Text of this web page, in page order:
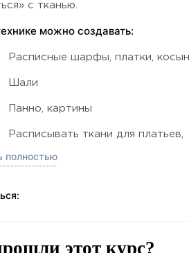
с тканью.
можно создавать:
Расписные шарфы, платки,
Шали
Панно, картины
Расписывать ткани для платьев,
костюмов.
что друзья и близкие ахнут от
полностью
этот курс?